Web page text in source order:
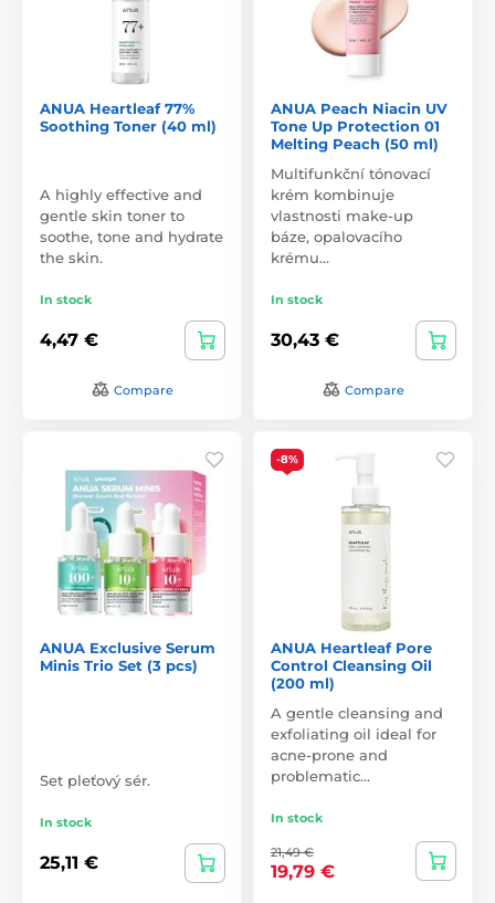
ANUA Heartleaf 77%
Soothing Toner (40 ml)
A highly effective and
gentle skin toner to
soothe, tone and hydrate
the skin.
In stock
4,47 €
Compare
ANUA Peach Niacin UV
Tone Up Protection 01
Melting Peach (50 ml)
Multifunkční tónovací
krém kombinuje
vlastnosti make-up
báze, opalovacího
krému…
In stock
30,43 €
Compare
ANUA Exclusive Serum
Minis Trio Set (3 pcs)
Set pleťový sér.
In stock
25,11 €
-8%
ANUA Heartleaf Pore
Control Cleansing Oil
(200 ml)
A gentle cleansing and
exfoliating oil ideal for
acne-prone and
problematic…
In stock
21,49 €
19,79 €